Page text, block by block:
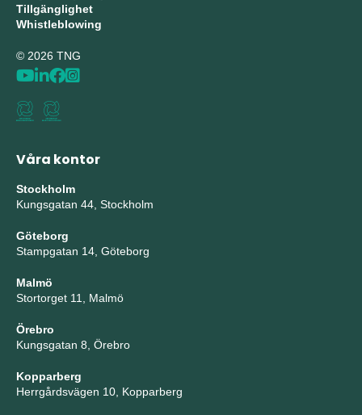
Tillgänglighet
Whistleblowing
© 2026 TNG
Våra kontor
Stockholm
Kungsgatan 44, Stockholm
Göteborg
Stampgatan 14, Göteborg
Malmö
Stortorget 11, Malmö
Örebro
Kungsgatan 8, Örebro
Kopparberg
Herrgårdsvägen 10, Kopparberg